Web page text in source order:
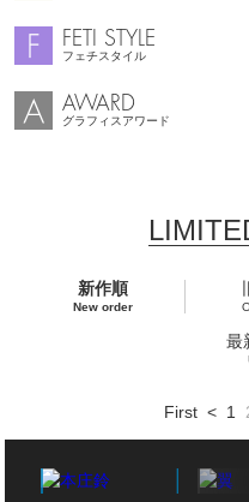
FETI STYLE
フェチスタイル
AWARD
グラフィスアワード
新作順
New order
最
First < 1